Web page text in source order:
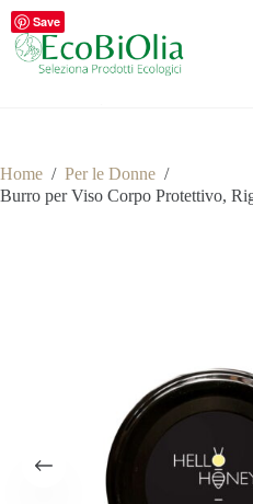
Salta
contenuto
Home / Per le Donne /
Burro per Viso Corpo Protettivo,
Save